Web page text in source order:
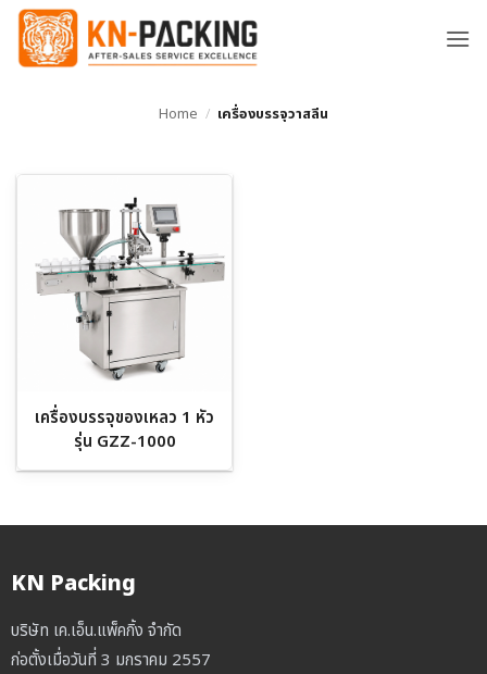
ข้าม
ยัง
Home / เครื่องบรรจุวาสลีน
เครื่องบรรจุของเหลว 1 หัว
รุ่น GZZ-1000
KN Packing
บริษัท เค.เอ็น.แพ็คกิ้ง จำกัด
ก่อตั้งเมื่อวันที่ 3 มกราคม 2557